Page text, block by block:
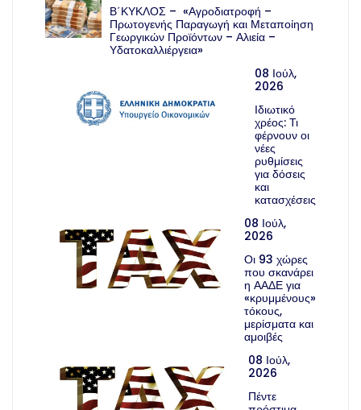
Β΄ΚΥΚΛΟΣ – «Αγροδιατροφή –
Πρωτογενής Παραγωγή και Μεταποίηση
Γεωργικών Προϊόντων – Αλιεία –
Υδατοκαλλιέργεια»
08 Ιούλ,
2026
Ιδιωτικό
χρέος: Τι
φέρνουν οι
νέες
ρυθμίσεις
για δόσεις
και
κατασχέσεις
08 Ιούλ,
2026
Οι 93 χώρες
που σκανάρει
η ΑΑΔΕ για
«κρυμμένους»
τόκους,
μερίσματα και
αμοιβές
08 Ιούλ,
2026
Πέντε